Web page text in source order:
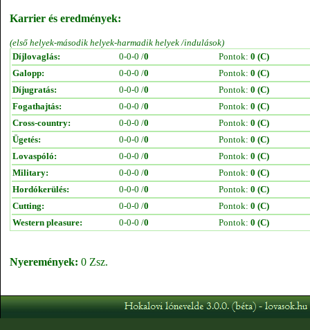
Karrier és eredmények:
(első helyek-második helyek-harmadik helyek /indulások)
Díjlovaglás:
0-0-0 /0 Pontok: 0 (C)
Galopp:
0-0-0 /0 Pontok: 0 (C)
Díjugratás:
0-0-0 /0 Pontok: 0 (C)
Fogathajtás:
0-0-0 /0 Pontok: 0 (C)
Cross-country:
0-0-0 /0 Pontok: 0 (C)
Ügetés:
0-0-0 /0 Pontok: 0 (C)
Lovaspóló:
0-0-0 /0 Pontok: 0 (C)
Military:
0-0-0 /0 Pontok: 0 (C)
Hordókerülés:
0-0-0 /0 Pontok: 0 (C)
Cutting:
0-0-0 /0 Pontok: 0 (C)
Western pleasure:
0-0-0 /0 Pontok: 0 (C)
Nyeremények: 0 Zsz.